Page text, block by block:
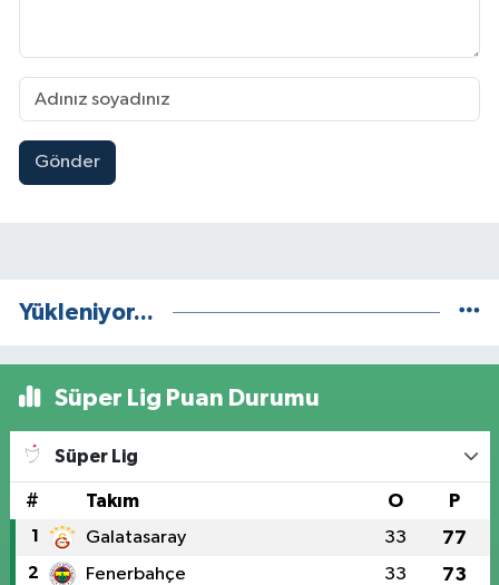
Gönder
Yükleniyor...
Süper Lig Puan Durumu
Süper Lig
# Takım O P
1 Galatasaray 33 77
2 Fenerbahçe 33 73